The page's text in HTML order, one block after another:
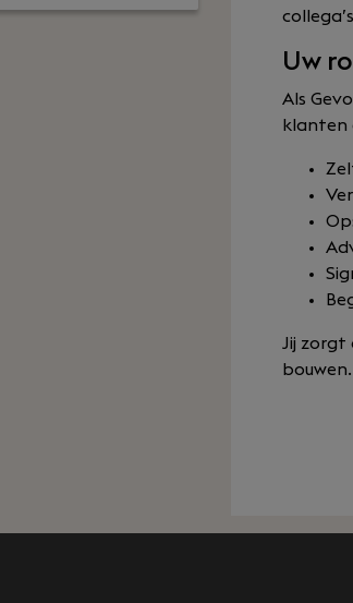
Uw rol
Als
klanten
Jij zorgt
bouwen.